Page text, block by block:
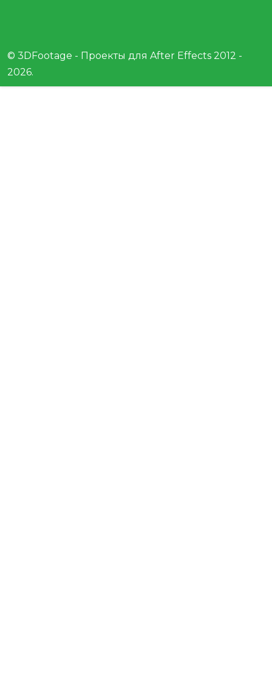
© 3DFootage - Проекты для After Effects 2012 -
2026.